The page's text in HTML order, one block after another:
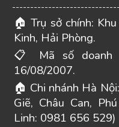
🏠 Trụ sở chính:
Kinh, Hải Phòng.
📋
Mã số doanh
16/08/2007.
🏠 Chi nhánh Hà
Giẽ, Châu Can,
Linh: 0981 656 529)